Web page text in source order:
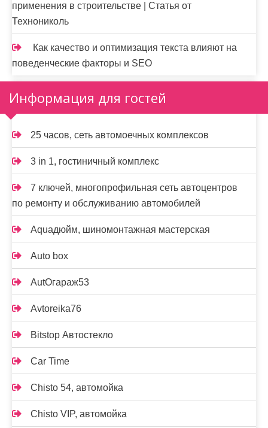
применения в строительстве | Статья от
Технониколь
Как качество и оптимизация текста влияют на
поведенческие факторы и SEO
Информация для гостей
25 часов, сеть автомоечных комплексов
3 in 1, гостиничный комплекс
7 ключей, многопрофильная сеть автоцентров
по ремонту и обслуживанию автомобилей
Aquaдюйм, шиномонтажная мастерская
Auto box
AutOгараж53
Avtoreika76
Bitstop Автостекло
Car Time
Chisto 54, автомойка
Chisto VIP, автомойка